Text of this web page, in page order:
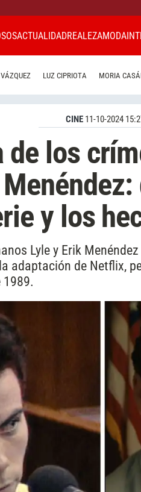
ACTUALIDADREALEZAMODA
LUZ CIPRIOTA MORIA
CINE 11-10-2024
de los
y los
Lyle y Erik
adaptación de Netflix,
1989.